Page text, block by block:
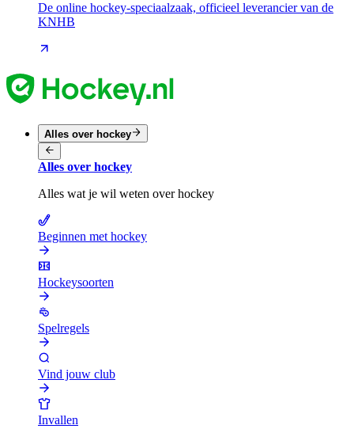
De online hockey-speciaalzaak, officieel leverancier van de
KNHB
Alles over hockey
Alles over hockey
Alles wat je wil weten over hockey
Beginnen met hockey
Hockeysoorten
Spelregels
Vind jouw club
Invallen